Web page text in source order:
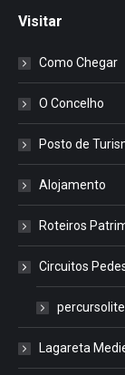
Visitar
Como Chegar
O Concelho
Posto de
Alojamento
Roteiros
Circuitos
Lagareta